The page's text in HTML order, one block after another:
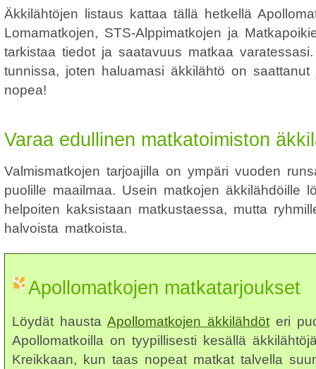
Äkkilähtöjen listaus kattaa tällä hetkellä
Lomamatkojen, STS-Alppimatkojen ja
tarkistaa tiedot ja saatavuus matkaa
tunnissa, joten haluamasi äkkilähtö on
nopea!
Varaa edullinen matkatoimiston
Valmismatkojen tarjoajilla on ympäri vuoden
puolille maailmaa. Usein matkojen äkkilähdöille
helpoiten kaksistaan matkustaessa, mutta
halvoista matkoista.
Apollomatkojen matkatarjoukset
Löydät hausta Apollomatkojen äkkilähdöt eri
Apollomatkoilla on tyypillisesti kesällä
Kreikkaan, kun taas nopeat matkat talvella